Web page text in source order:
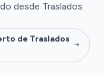
desde Traslados
de Traslados